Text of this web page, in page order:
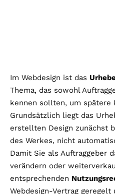
Im Webdesign ist das
Thema, das sowohl
kennen sollten, um spätere
Grundsätzlich liegt das
erstellten Design zunächst
des Werkes, nicht
Damit Sie als Auftraggeber
verändern oder
entsprechenden
Webdesign-Vertrag